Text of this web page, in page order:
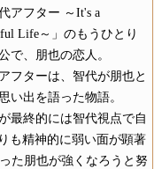
代アフター ～It's a
Life～」のもうひとり
で、朋也の恋人。
フターは、智代が朋也と
い出を語った物語。
最終的には智代視点で自
も精神的に弱い面が顕著
た朋也が強くなろうと努